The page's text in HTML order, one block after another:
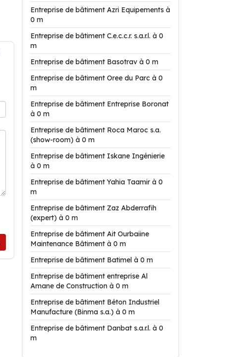
Entreprise de bâtiment Azri Equipements à
0 m
Entreprise de bâtiment C.e.c.c.r. s.a.r.l. à 0
m
Entreprise de bâtiment Basotrav à 0 m
Entreprise de bâtiment Oree du Parc à 0
m
Entreprise de bâtiment Entreprise Boronat
à 0 m
Entreprise de bâtiment Roca Maroc s.a.
(show-room) à 0 m
Entreprise de bâtiment Iskane Ingénierie
à 0 m
Entreprise de bâtiment Yahia Taamir à 0
m
Entreprise de bâtiment Zaz Abderrafih
(expert) à 0 m
Entreprise de bâtiment Ait Ourbaiine
Maintenance Bâtiment à 0 m
Entreprise de bâtiment Batimel à 0 m
Entreprise de bâtiment entreprise Al
Amane de Construction à 0 m
Entreprise de bâtiment Béton Industriel
Manufacture (Binma s.a.) à 0 m
Entreprise de bâtiment Danbat s.a.r.l. à 0
m